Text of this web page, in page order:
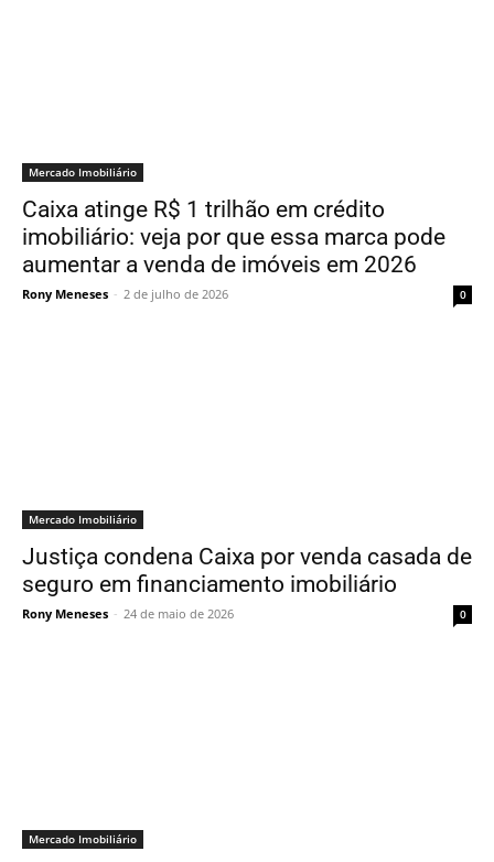
Mercado Imobiliário
Caixa atinge R$ 1 trilhão em crédito
imobiliário: veja por que essa marca pode
aumentar a venda de imóveis em 2026
Rony Meneses - 2 de julho de 2026 0
Mercado Imobiliário
Justiça condena Caixa por venda casada de
seguro em financiamento imobiliário
Rony Meneses - 24 de maio de 2026 0
Mercado Imobiliário